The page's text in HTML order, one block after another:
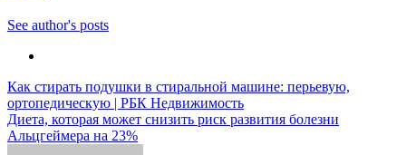
See author's posts
Навигация
по
записям
Как стирать подушки в стиральной машине: перьевую,
ортопедическую | РБК Недвижимость
Диета, которая может снизить риск развития болезни
Альцгеймера на 23%